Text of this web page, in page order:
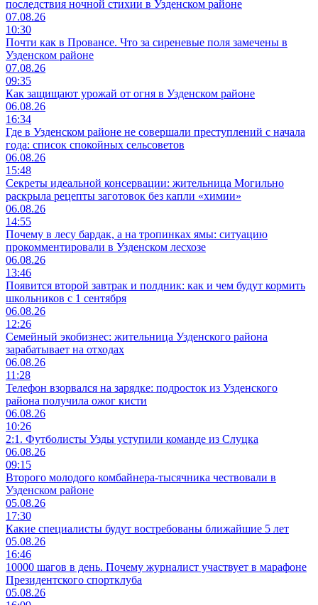
последствия ночной стихии в Узденском районе
07.08.26
10:30
Почти как в Провансе. Что за сиреневые поля замечены в
Узденском районе
07.08.26
09:35
Как защищают урожай от огня в Узденском районе
06.08.26
16:34
Где в Узденском районе не совершали преступлений с начала
года: список спокойных сельсоветов
06.08.26
15:48
Секреты идеальной консервации: жительница Могильно
раскрыла рецепты заготовок без капли «химии»
06.08.26
14:55
Почему в лесу бардак, а на тропинках ямы: ситуацию
прокомментировали в Узденском лесхозе
06.08.26
13:46
Появится второй завтрак и полдник: как и чем будут кормить
школьников с 1 сентября
06.08.26
12:26
Семейный экобизнес: жительница Узденского района
зарабатывает на отходах
06.08.26
11:28
Телефон взорвался на зарядке: подросток из Узденского
района получила ожог кисти
06.08.26
10:26
2:1. Футболисты Узды уступили команде из Слуцка
06.08.26
09:15
Второго молодого комбайнера-тысячника чествовали в
Узденском районе
05.08.26
17:30
Какие специалисты будут востребованы ближайшие 5 лет
05.08.26
16:46
10000 шагов в день. Почему журналист участвует в марафоне
Президентского спортклуба
05.08.26